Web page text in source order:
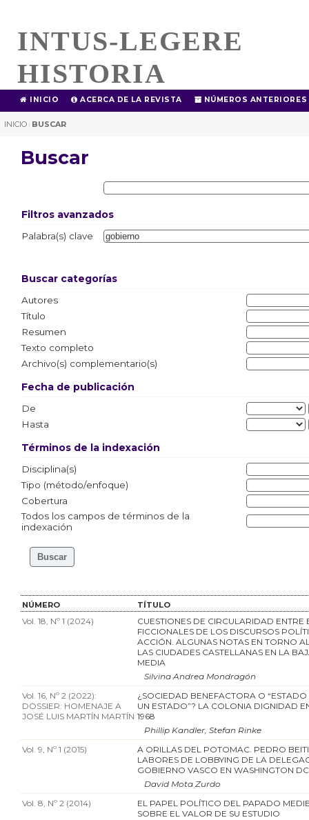
INTUS-LEGERE
HISTORIA
INICIO ACERCA DE LA REVISTA NÚMEROS ANTERIORES
INICIO | BUSCAR
Buscar
Filtros avanzados
Palabra(s) clave
Buscar categorías
Autores
Título
Resumen
Texto completo
Archivo(s) complementario(s)
Fecha de publicación
De
Hasta
Términos de la indexación
Disciplina(s)
Tipo (método/enfoque)
Cobertura
Todos los campos de términos de la
indexación
NÚMERO TÍTULO
Vol. 18, Nº 1 (2024)
CUESTIONES DE CIRCULARIDAD ENTRE
FICCIONALES DE LOS DISCURSOS
ACCIÓN. ALGUNAS NOTAS EN TORNO
LAS CIUDADES CASTELLANAS EN LA
MEDIA
Silvina Andrea Mondragón
Vol. 16, Nº 2 (2022):
DOSSIER: HOMENAJE A
JOSÉ LUIS MARTÍN MARTÍN
¿SOCIEDAD BENEFACTORA O
UN ESTADO”? LA COLONIA DIGNIDAD
1968
Phillip Kandler, Stefan Rinke
Vol. 9, Nº 1 (2015)
A ORILLAS DEL POTOMAC. PEDRO
LABORES DE LOBBYING DE LA
GOBIERNO VASCO EN WASHINGTON DC
David Mota Zurdo
Vol. 8, Nº 2 (2014)
EL PAPEL POLÍTICO DEL PAPADO
SOBRE EL VALOR DE SU ESTUDIO